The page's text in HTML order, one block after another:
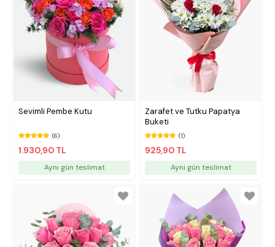
Sevimli Pembe Kutu
(6)
1.930,90 TL
Aynı gün teslimat
Zarafet ve Tutku Papatya
Buketi
(1)
925,90 TL
Aynı gün teslimat